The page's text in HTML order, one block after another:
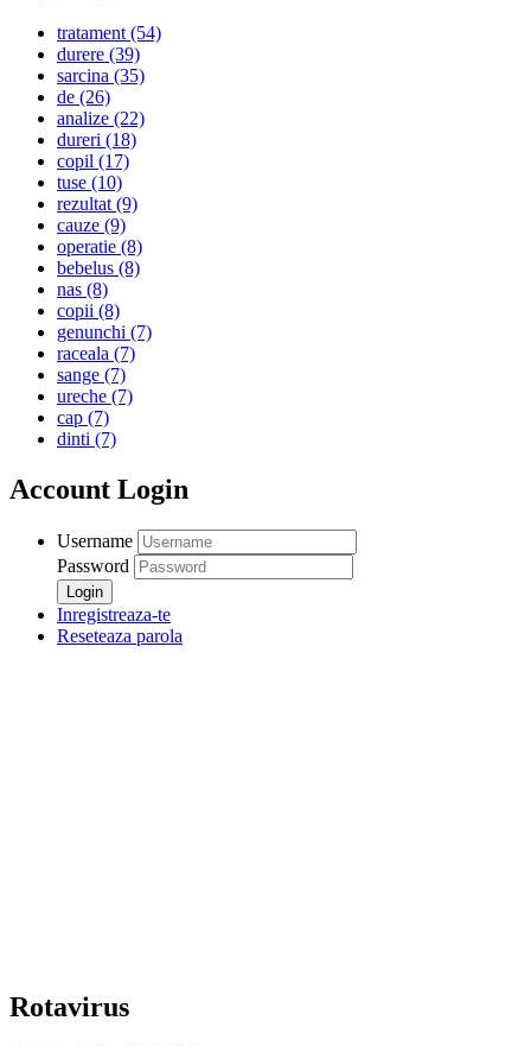
tratament(54)
durere (39)
sarcina (35)
de (26)
analize (22)
dureri (18)
copil (17)
tuse (10)
rezultat(9)
cauze (9)
operatie (8)
bebelus (8)
nas (8)
copii (8)
genunchi (7)
raceala (7)
sange (7)
ureche (7)
cap (7)
dinti (7)
Account Login
Username
Password
Inregistreaza-te
Reseteaza parola
Rotavirus